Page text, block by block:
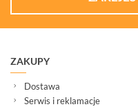
ZAKUPY
Dostawa
Serwis i reklamacje